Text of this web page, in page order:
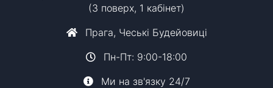
(3 поверх, 1 кабінет)
Прага, Чеські Будейовиці
Пн-Пт: 9:00-18:00
Ми на зв'язку 24/7